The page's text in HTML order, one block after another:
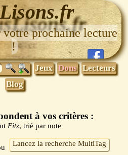
prochaine lecture
!
Jeux Dons Lecteurs
Blog
à vos critères :
Fitz, trié par note
Lancez la recherche MultiTag